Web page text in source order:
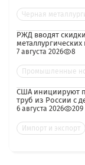
Черная
РЖД вводят
7 августа 2026 8
Промышленные
США инициируют
труб из России с
6 августа 2026 209
Импорт и экспорт